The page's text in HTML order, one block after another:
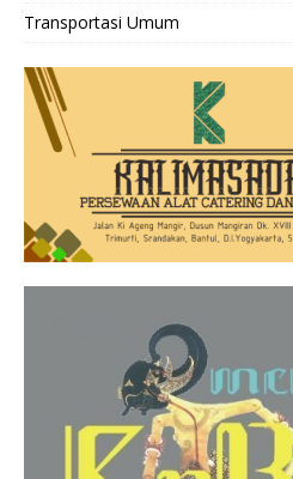
Transportasi Umum